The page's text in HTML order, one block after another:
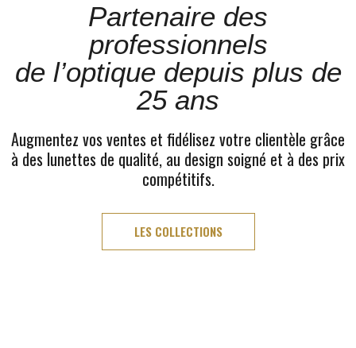
Partenaire des
professionnels
de l’optique depuis plus de
25 ans
Augmentez vos ventes et fidélisez votre clientèle grâce
à des lunettes de qualité, au design soigné et à des prix
compétitifs.
LES COLLECTIONS